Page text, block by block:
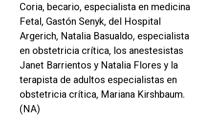
Coria, becario, especialista en medicina
Fetal, ⁠Gastón Senyk, del Hospital
Argerich, Natalia Basualdo, especialista
en obstetricia crítica, los anestesistas
Janet Barrientos y Natalia Flores y la
terapista de adultos especialistas en
obstetricia crítica, Mariana Kirshbaum.
(NA)